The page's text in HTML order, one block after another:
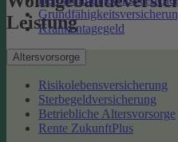
Krankentagegeld
Altersvorsorge
Risikolebensversicherung
Sterbegeldversicherung
Betriebliche Altersvorsorge
Rente ZukunftPlus
Leistung